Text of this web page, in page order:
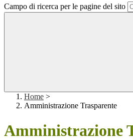
Campo di ricerca per le pagine del sito
Home >
Amministrazione Trasparente
Amministrazione